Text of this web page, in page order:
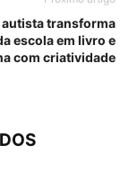
transforma
escola em livro e
com criatividade